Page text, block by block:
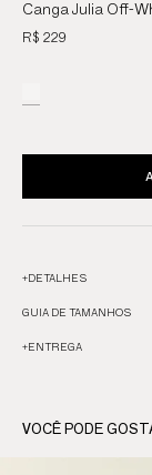
Canga Julia Off-
R$ 229
+DETALHES
GUIA DE TAMANHOS
+ENTREGA
VOCÊ PODE